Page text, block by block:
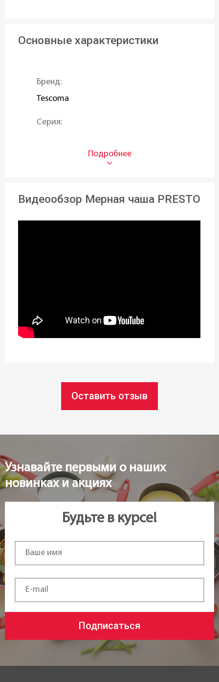
Основные характеристики
Бренд:
Tescoma
Серия:
Объем (л):
0,06 л
да
Высота:
Есть в наличии
Чехия
Видеообзор Мерная чаша PRESTO
Оставить отзыв
Узнавайте первыми о наших
новинках и акциях
Будьте в курсе!
Подписаться